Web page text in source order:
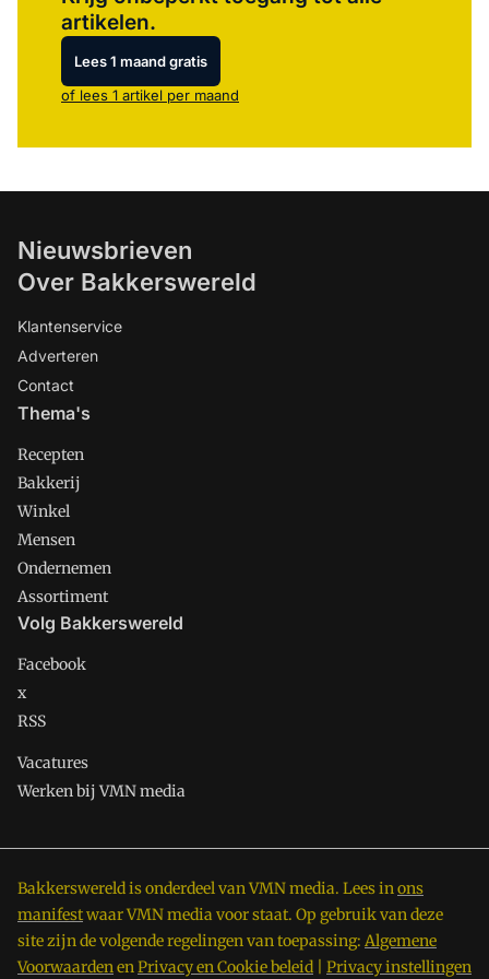
artikelen.
Lees 1 maand gratis
of lees 1 artikel per maand
Nieuwsbrieven
Over Bakkerswereld
Klantenservice
Adverteren
Contact
Thema's
Recepten
Bakkerij
Winkel
Mensen
Ondernemen
Assortiment
Volg Bakkerswereld
Facebook
x
RSS
Vacatures
Werken bij VMN media
Bakkerswereld is onderdeel van VMN media. Lees inons
manifestwaar VMN media voor staat. Op gebruik van deze
site zijn de volgende regelingen van toepassing: Algemene
VoorwaardenenPrivacy en Cookie beleid Privacy instellingen